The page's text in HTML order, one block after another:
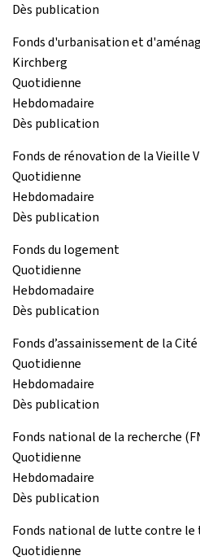
Dès publication
Fonds d'urbanisation et
Kirchberg
Quotidienne
Hebdomadaire
Dès publication
Fonds de rénovation de la Vieille
Quotidienne
Hebdomadaire
Dès publication
Fonds du logement
Quotidienne
Hebdomadaire
Dès publication
Fonds d’assainissement de la
Quotidienne
Hebdomadaire
Dès publication
Fonds national de la recherche
Quotidienne
Hebdomadaire
Dès publication
Fonds national de lutte contre
Quotidienne